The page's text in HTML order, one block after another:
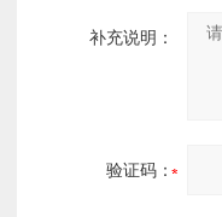
补充说明：
验证码：